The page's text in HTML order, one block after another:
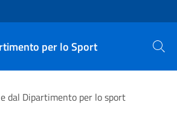
per lo Sport Cerca
dal Dipartimento per lo sport